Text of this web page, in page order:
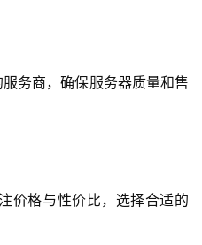
务商，确保服务器质量和售
价格与性价比，选择合适的